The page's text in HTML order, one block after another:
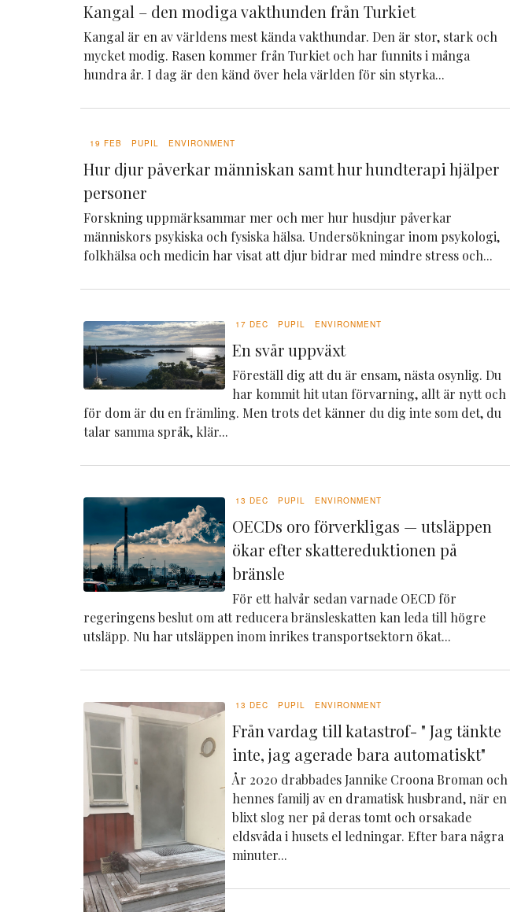
Kangal – den modiga vakthunden från Turkiet
Kangal är en av världens mest kända vakthundar. Den är stor, stark och
mycket modig. Rasen kommer från Turkiet och har funnits i många
hundra år. I dag är den känd över hela världen för sin styrka...
19 FEB PUPIL ENVIRONMENT
Hur djur påverkar människan samt hur hundterapi hjälper
personer
Forskning uppmärksammar mer och mer hur husdjur påverkar
människors psykiska och fysiska hälsa. Undersökningar inom psykologi,
folkhälsa och medicin har visat att djur bidrar med mindre stress och...
17 DEC PUPIL ENVIRONMENT
En svår uppväxt
Föreställ dig att du är ensam, nästa osynlig. Du
har kommit hit utan förvarning, allt är nytt och
för dom är du en främling. Men trots det känner du dig inte som det, du
talar samma språk, klär...
13 DEC PUPIL ENVIRONMENT
OECDs oro förverkligas — utsläppen
ökar efter skattereduktionen på
bränsle
För ett halvår sedan varnade OECD för
regeringens beslut om att reducera bränsleskatten kan leda till högre
utsläpp. Nu har utsläppen inom inrikes transportsektorn ökat...
13 DEC PUPIL ENVIRONMENT
Från vardag till katastrof- " Jag tänkte
inte, jag agerade bara automatiskt"
År 2020 drabbades Jannike Croona Broman och
hennes familj av en dramatisk husbrand, när en
blixt slog ner på deras tomt och orsakade
eldsvåda i husets el ledningar. Efter bara några
minuter...